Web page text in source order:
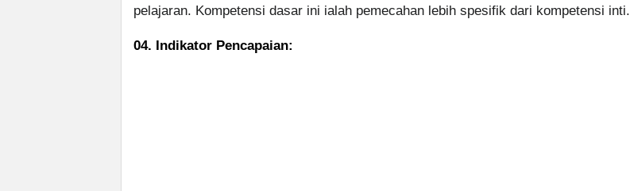
pelajaran. Kompetensi dasar ini ialah pemecahan lebih spesifik dari kompetensi inti.
04. Indikator Pencapaian: